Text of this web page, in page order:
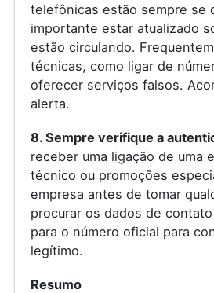
telefônicas estão sempre se
importante estar atualizado
estão circulando.
técnicas, como ligar de
oferecer serviços falsos.
alerta.
8. Sempre verifique a
receber uma ligação de uma
técnico ou promoções
empresa antes de tomar
procurar os dados de
para o número oficial para
legítimo.
Resumo